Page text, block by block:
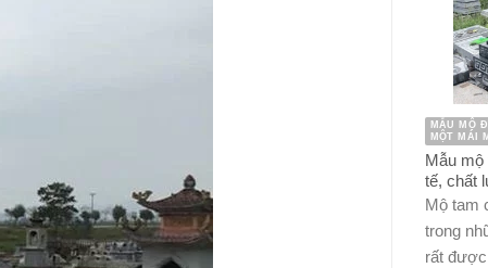
MẪU MỘ
MỘT MÁI
Mẫu mộ
tế, chất
Mộ tam
trong
rất